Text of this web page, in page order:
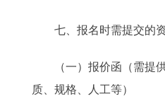
七、报名时需提交的
（一）报价函（需提供
质、规格、人工等）